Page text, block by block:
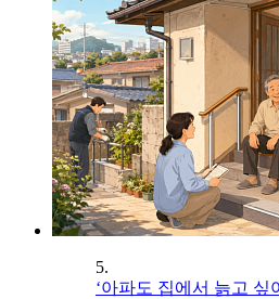
5.
‘아파도 집에서 늙고